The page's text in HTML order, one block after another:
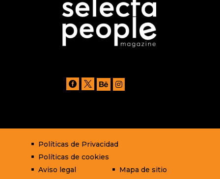
   
^ Políticas de Privacidad
^ Políticas de cookies
^ Aviso legal ^
Mapa de sitio